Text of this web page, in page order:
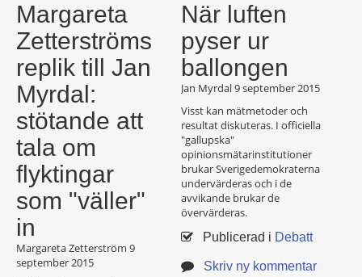
Margareta
Zetterströms
replik till Jan
Myrdal:
stötande att
tala om
flyktingar
som "väller"
in
Margareta Zetterström 9
september 2015
När luften
pyser ur
ballongen
Jan Myrdal9 september 2015
Visst kan mätmetoder och
resultat diskuteras. I officiella
"gallupska"
opinionsmätarinstitutioner
brukar Sverigedemokraterna
undervärderas och i de
avvikande brukar de
övervärderas.
Publicerad i Debatt
Skriv ny kommentar